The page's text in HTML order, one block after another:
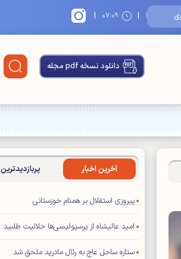
| ۰۷:۰۹ |
دانلود نسخه pdf مجله
آخرین اخبار پربازدیدترین
پیروزی استقلال بر همنام خوزستانی
امید عالیشاه از پرسپولیسی‌ها حلالیت طلبید
ستاره ساحل عاج به رئال مادرید ملحق شد